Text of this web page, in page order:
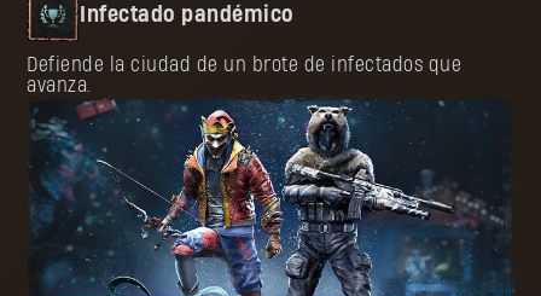
Infectado pandémico
Defiende la ciudad de un brote de infectados que
avanza.